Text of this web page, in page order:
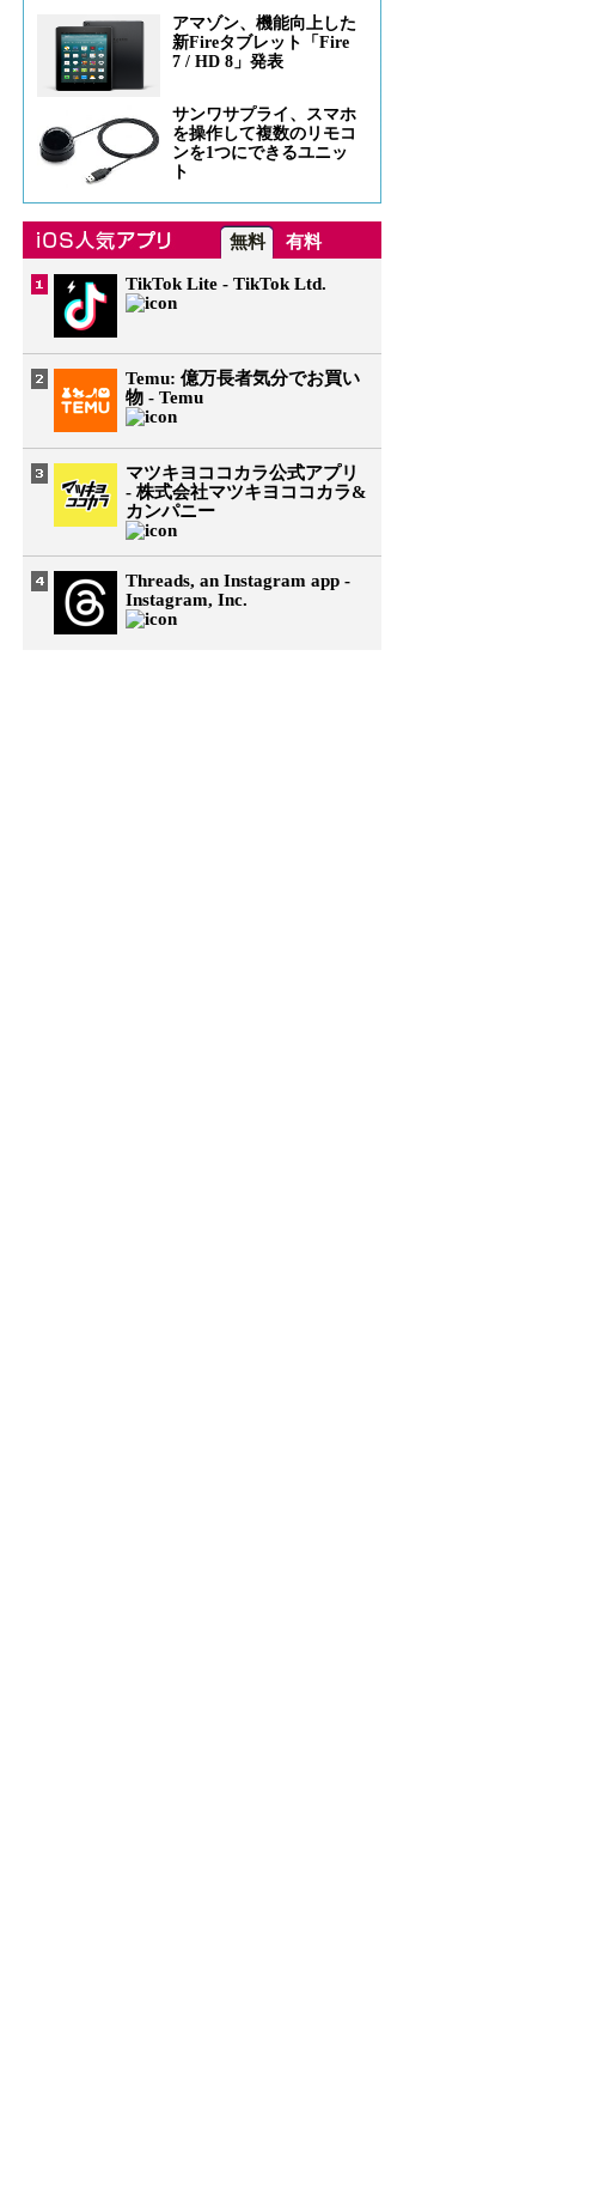
アマゾン、機能向上した
新Fireタブレット「Fire
7 / HD 8」発表
サンワサプライ、スマホ
を操作して複数のリモコ
ンを1つにできるユニッ
ト
無料 有料
TikTok Lite - TikTok Ltd.
Temu: 億万長者気分でお買い
物 - Temu
マツキヨココカラ公式アプリ
- 株式会社マツキヨココカラ&
カンパニー
Threads, an Instagram app -
Instagram, Inc.